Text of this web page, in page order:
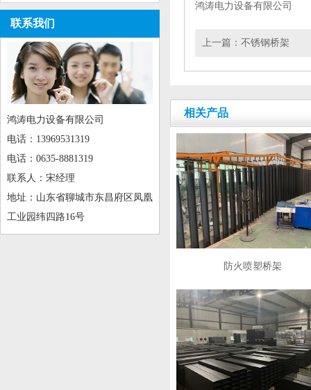
联系我们
鸿涛电力设备有限公司
电话：13969531319
电话：0635-8881319
联系人：宋经理
地址：山东省聊城市东昌府区凤凰
工业园纬四路16号
鸿涛电力设备有限公司
上一篇： 不锈钢桥架
相关产品
防火喷塑桥架